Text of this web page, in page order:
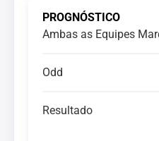
PROGNÓSTICO
Ambas as Equipes
Odd
Resultado